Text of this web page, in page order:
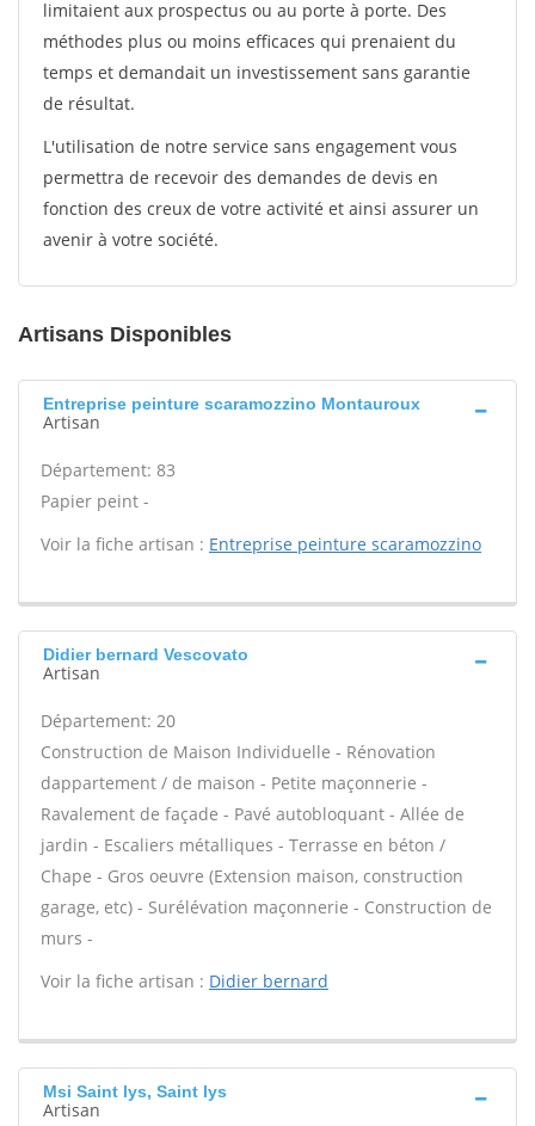
limitaient aux prospectus ou au porte à porte. Des
méthodes plus ou moins efficaces qui prenaient du
temps et demandait un investissement sans garantie
de résultat.
L'utilisation de notre service sans engagement vous
permettra de recevoir des demandes de devis en
fonction des creux de votre activité et ainsi assurer un
avenir à votre société.
Artisans Disponibles
Entreprise peinture scaramozzino Montauroux
Artisan
Département: 83
Papier peint -
Voir la fiche artisan : Entreprise peinture scaramozzino
Didier bernard Vescovato
Artisan
Département: 20
Construction de Maison Individuelle - Rénovation
dappartement / de maison - Petite maçonnerie -
Ravalement de façade - Pavé autobloquant - Allée de
jardin - Escaliers métalliques - Terrasse en béton /
Chape - Gros oeuvre (Extension maison, construction
garage, etc) - Surélévation maçonnerie - Construction de
murs -
Voir la fiche artisan : Didier bernard
Msi Saint lys, Saint lys
Artisan